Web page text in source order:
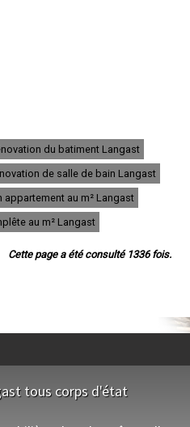
du batiment Langast
de salle de bain Langast
appartement au m² Langast
au m² Langast
Cette page a été consulté 1336 fois.
tous corps d'état